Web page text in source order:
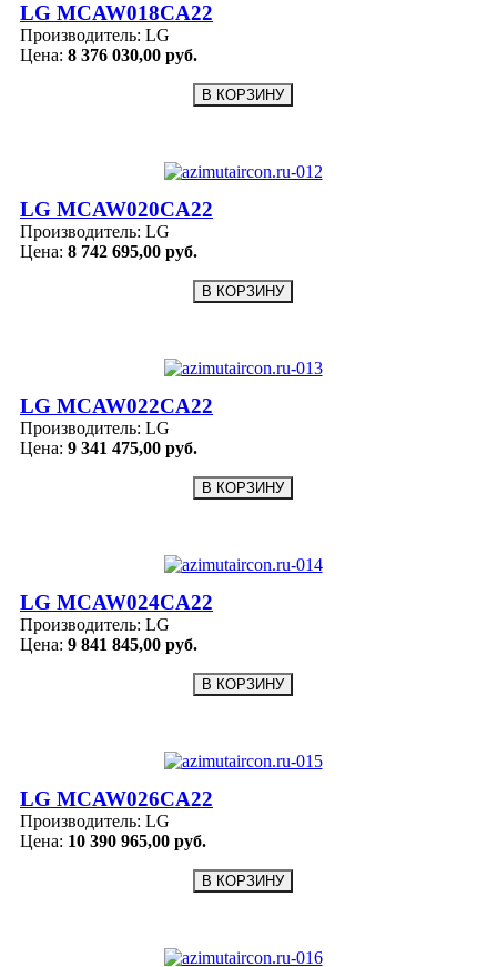
LG MCAW018CA22
Производитель: LG
Цена: 8 376 030,00 руб.
LG MCAW020CA22
Производитель: LG
Цена: 8 742 695,00 руб.
LG MCAW022CA22
Производитель: LG
Цена: 9 341 475,00 руб.
LG MCAW024CA22
Производитель: LG
Цена: 9 841 845,00 руб.
LG MCAW026CA22
Производитель: LG
Цена: 10 390 965,00 руб.